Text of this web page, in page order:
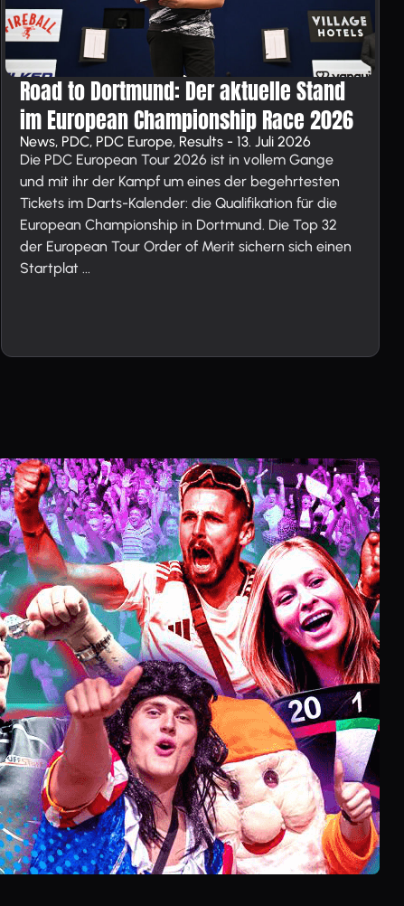
Road to Dortmund: Der aktuelle Stand
im European Championship Race 2026
News, PDC, PDC Europe, Results - 13. Juli 2026
Die PDC European Tour 2026 ist in vollem Gange
und mit ihr der Kampf um eines der begehrtesten
Tickets im Darts-Kalender: die Qualifikation für die
European Championship in Dortmund. Die Top 32
der European Tour Order of Merit sichern sich einen
Startplat ...